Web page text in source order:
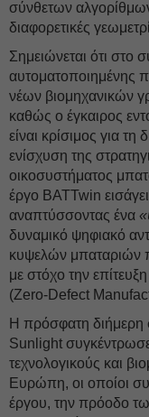
σύνθετων
διαφορετικές
Σημειώνεται ότι στο
αυτοματοποιημένης
νέων βιομηχανικών
καθώς ο έγκαιρος
είναι κρίσιμος για
ενίσχυση της
οικοσυστήματος
έργο BATTwin
αναπτύσσοντας ένα
δυναμικό ψηφιακό
κυψελών μπαταριών
με στόχο την
(Zero-Defect
Η πρόσφατη διήμερη
Sunlight
τεχνολογικούς και
Ευρώπη, οι οποίοι
έργου, την πρόοδο